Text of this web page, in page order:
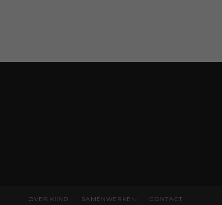
OVER KIIND SAMENWERKEN CONTACT